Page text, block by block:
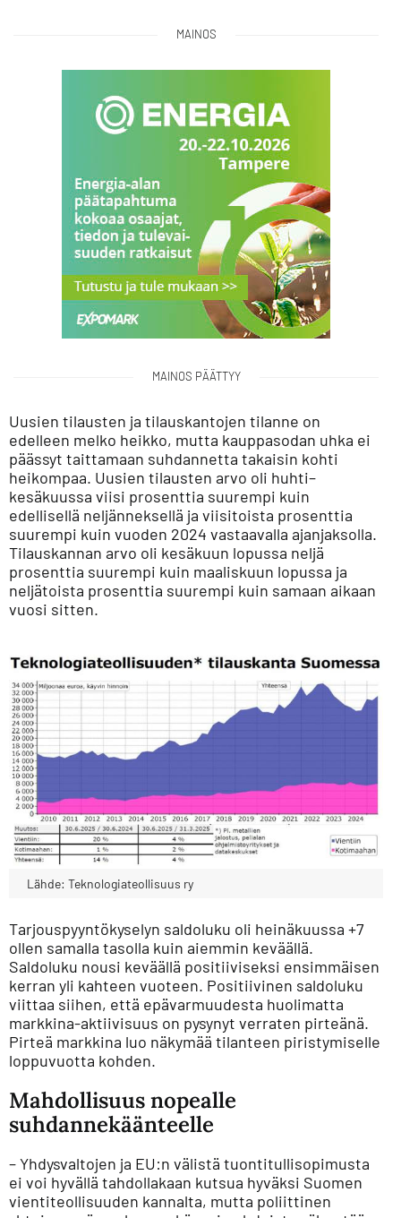
MAINOS
MAINOS PÄÄTTYY
Uusien tilausten ja tilauskantojen tilanne on
edelleen melko heikko, mutta kauppasodan uhka ei
päässyt taittamaan suhdannetta takaisin kohti
heikompaa. Uusien tilausten arvo oli huhti–
kesäkuussa viisi prosenttia suurempi kuin
edellisellä neljänneksellä ja viisitoista prosenttia
suurempi kuin vuoden 2024 vastaavalla ajanjaksolla.
Tilauskannan arvo oli kesäkuun lopussa neljä
prosenttia suurempi kuin maaliskuun lopussa ja
neljätoista prosenttia suurempi kuin samaan aikaan
vuosi sitten.
Lähde: Teknologiateollisuus ry
Tarjouspyyntökyselyn saldoluku oli heinäkuussa +7
ollen samalla tasolla kuin aiemmin keväällä.
Saldoluku nousi keväällä positiiviseksi ensimmäisen
kerran yli kahteen vuoteen. Positiivinen saldoluku
viittaa siihen, että epävarmuudesta huolimatta
markkina-aktiivisuus on pysynyt verraten pirteänä.
Pirteä markkina luo näkymää tilanteen piristymiselle
loppuvuotta kohden.
Mahdollisuus nopealle
suhdannekäänteelle
– Yhdysvaltojen ja EU:n välistä tuontitullisopimusta
ei voi hyvällä tahdollakaan kutsua hyväksi Suomen
vientiteollisuuden kannalta, mutta poliittinen